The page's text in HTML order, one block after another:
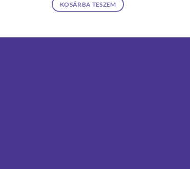
KOSÁRBA TESZEM